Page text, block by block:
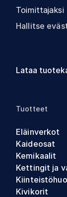
Toimittajaksi
Hallitse
Lataa
Tuotteet
Eläinverkot
Kaideosat
Kemikaalit
Kettingit ja
Kivikorit